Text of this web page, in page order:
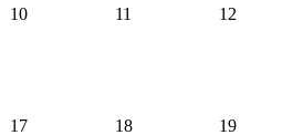
10 11 12
17 18 19